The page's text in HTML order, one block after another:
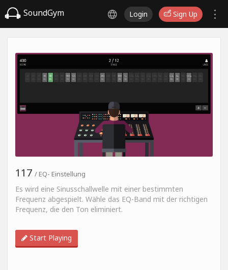
SoundGym Login Sign Up
117 / EQ- Einstellung
Es wird eine Sinusschallwelle mit einer bestimmten
Frequenz abgespielt. Wähle das EQ-Band mit der richtigen
Frequenz, die den Ton eliminiert.
Start Playing